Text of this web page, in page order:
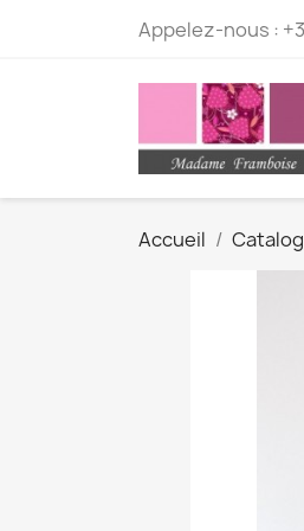
Appelez-nous :
Accueil